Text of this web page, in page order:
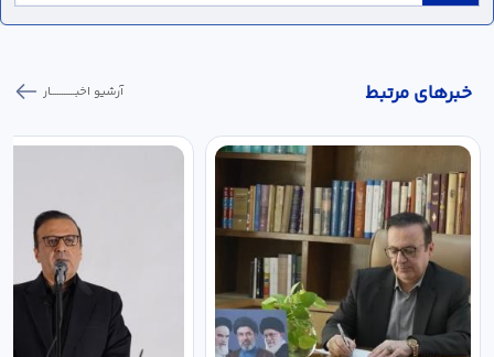
خبر‌های مرتبط آرشیو اخبـــــــــــار